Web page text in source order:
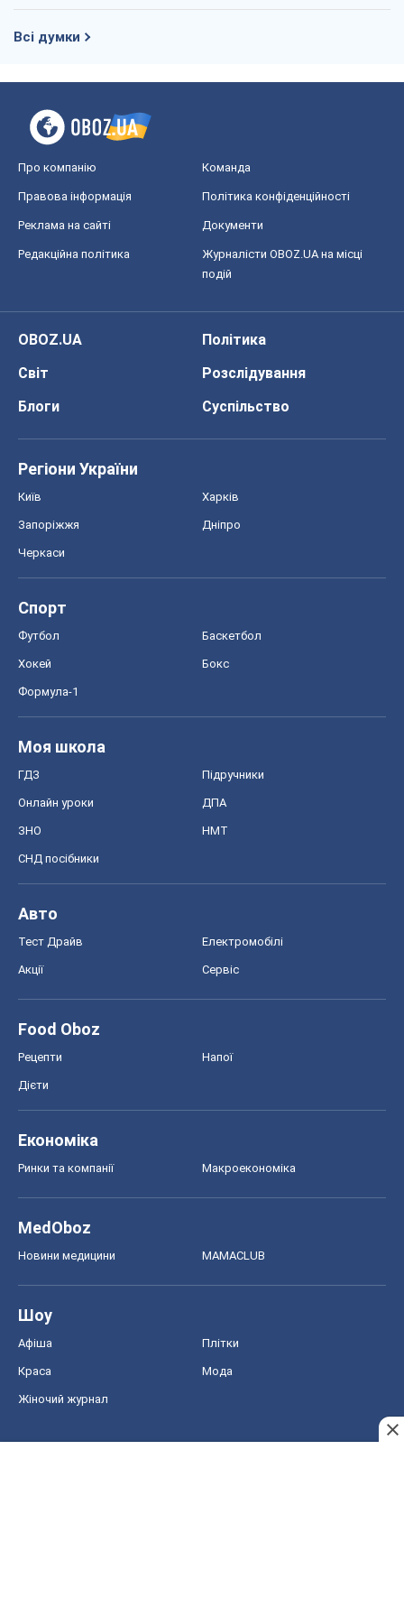
Всі думки
Про компанію Команда
Правова інформація Політика конфіденційності
Реклама на сайті Документи
Редакційна політика
Журналісти OBOZ.UA на місці
подій
OBOZ.UA
Політика
Світ
Розслідування
Блоги
Суспільство
Регіони України
Київ Харків
Запоріжжя Дніпро
Черкаси
Спорт
Футбол Баскетбол
Хокей Бокс
Формула-1
Моя школа
ГДЗ Підручники
Онлайн уроки ДПА
ЗНО НМТ
СНД посібники
Авто
Тест Драйв Електромобілі
Акції Сервіс
Food Oboz
Рецепти Напої
Дієти
Економіка
Ринки та компанії Макроекономіка
MedOboz
Новини медицини MAMACLUB
Шоу
Афіша Плітки
Краса Мода
Жіночий журнал